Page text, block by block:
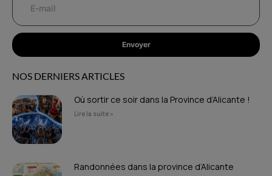
Envoyer
NOS DERNIERS ARTICLES
Où sortir ce soir dans la Province d’Alicante !
Lire la suite »
Randonnées dans la province d’Alicante